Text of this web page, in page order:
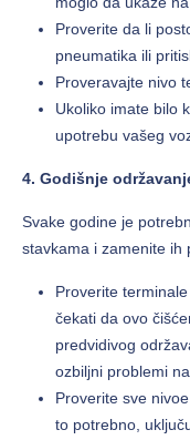
Proverite da li
pneumatika ili
Proveravajte nivo
Ukoliko imate bilo
upotrebu vašeg
4. Godišnje
Svake godine je
stavkama i zamenite ih
Proverite
čekati da ovo
predvidivog
ozbiljni problemi na
Proverite sve
to potrebno,